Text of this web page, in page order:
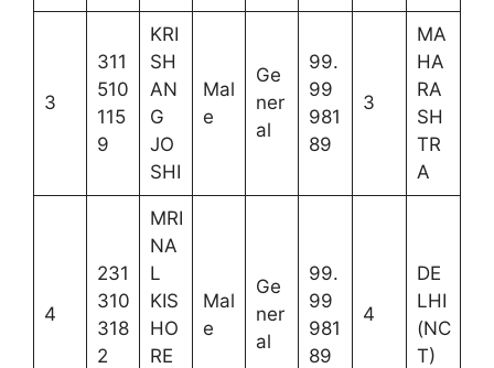
3
311
510
115
9
KRI
SH
AN
G
JO
SHI
Mal
e
Ge
ner
al
99.
99
981
89
3
MA
HA
RA
SH
TR
A
4
231
310
318
2
MRI
NA
L
KIS
HO
RE
Mal
e
Ge
ner
al
99.
99
981
89
4
DE
LHI
(NC
T)